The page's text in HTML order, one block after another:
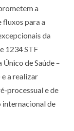
a
fluxos para a
da
1234 STF
de Saúde –
a realizar
processual e de
internacional de